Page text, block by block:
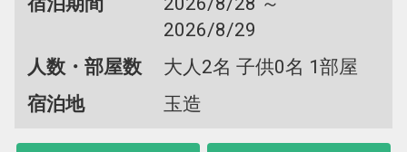
2026/8/29
人数・部屋数
大人2名 子供0名 1部屋
宿泊地
玉造